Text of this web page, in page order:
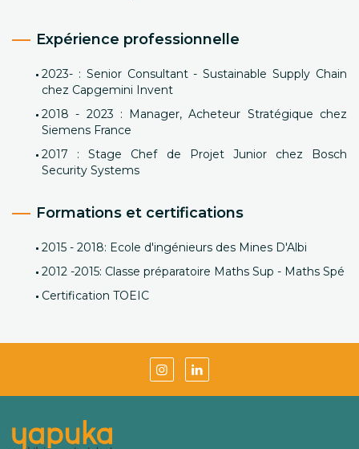
Expérience professionnelle
2023- : Senior Consultant - Sustainable Supply Chain
chez Capgemini Invent
2018 - 2023 : Manager, Acheteur Stratégique chez
Siemens France
2017 : Stage Chef de Projet Junior chez Bosch
Security Systems
Formations et certifications
2015 - 2018: Ecole d'ingénieurs des Mines D'Albi
2012 -2015: Classe préparatoire Maths Sup - Maths Spé
Certification TOEIC